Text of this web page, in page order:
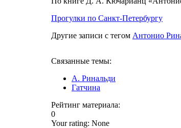
Прогулки по Санкт-Петербургу
Другие записи с тегом Антонио
Связанные темы:
А. Ринальди
Гатчина
Рейтинг материала:
0
Your rating: None